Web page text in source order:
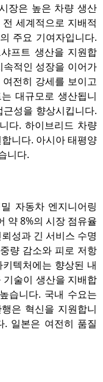
장은 높은 차량 생산
세계적으로 지배적
주요 기여자입니다.
프트 생산을 지원합
적인 성장을 이어가
전히 강세를 보이고
대규모로 생산됩니
성을 향상시킵니다.
다. 하이브리드 차량
니다. 아시아 태평양
니다.
자동차 엔지니어링
약 8%의 시장 점유율
성과 긴 서비스 수명
량 감소와 피로 저항
텍처에는 향상된 내
술이 생산을 지배합
습니다. 국내 수요는
은 혁신을 지원합니
. 일본은 여전히 ​​품질